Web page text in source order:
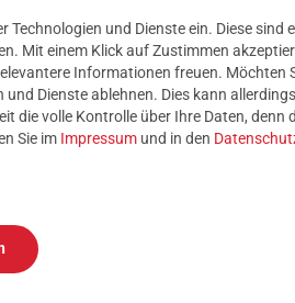
und Dienste ein. Diese sind
Mit einem Klick auf Zustimmen
Informationen freuen. Möchten
Dienste ablehnen. Dies kann
die volle Kontrolle über Ihre Daten, denn
Sie im Impressum und in den
erfahren? Dannbesuchen Sie
Technik begeistern!
die wichtigsten Infos zum